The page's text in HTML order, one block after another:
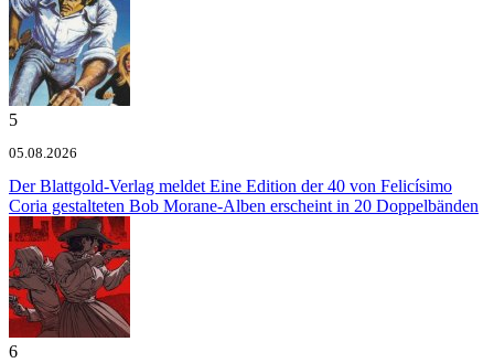
5
05.08.2026
Der Blattgold-Verlag meldet Eine Edition der 40 von Felicísimo
Coria gestalteten Bob Morane-Alben erscheint in 20 Doppelbänden
6